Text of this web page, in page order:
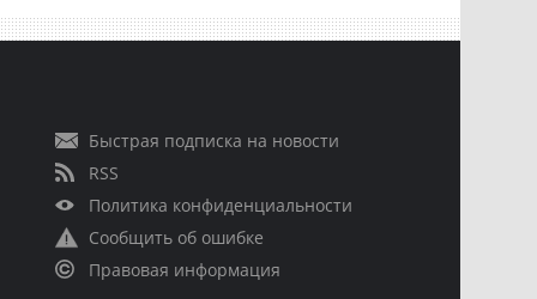
Быстрая подписка на новости
RSS
Политика конфиденциальности
Сообщить об ошибке
Правовая информация